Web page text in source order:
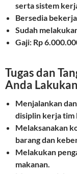
serta sistem
Bersedia
Sudah
Gaji: Rp
Tugas dan
Anda
Menjalankan
disiplin kerja tim
Melaksanakan
barang dan
Melakukan
makanan.